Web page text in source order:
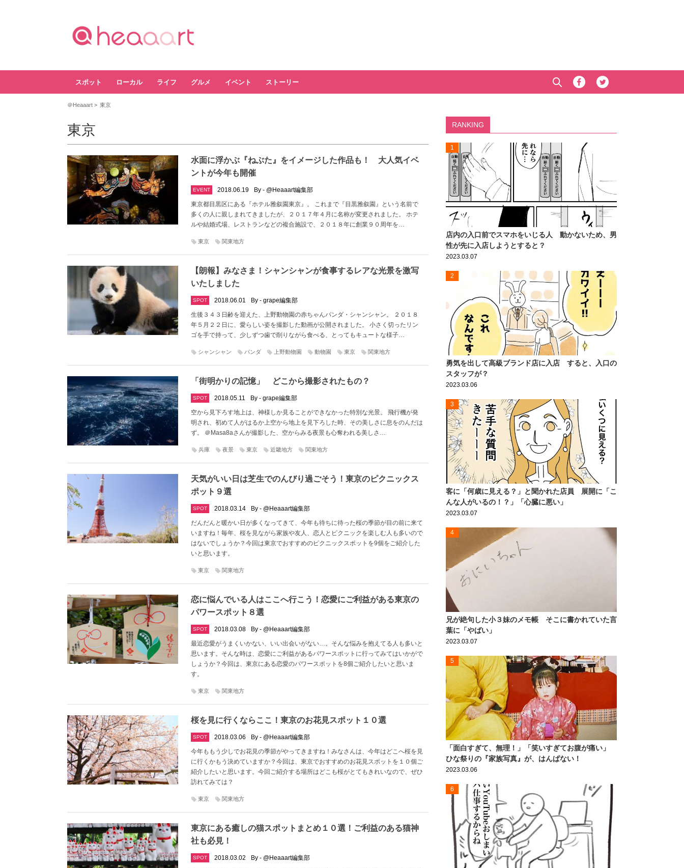
スポット ローカル ライフ グルメ イベント ストーリー
＠Heaaart 東京
東京
水面に浮かぶ『ねぶた』をイメージした作品も！ 大人気イベ
ントが今年も開催
EVENT 2018.06.19
By - @Heaaart編集部
東京都目黒区にある『ホテル雅叙園東京』。 これまで『目黒雅叙園』という名前で
多くの人に親しまれてきましたが、２０１７年４月に名称が変更されました。 ホテ
ルや結婚式場、レストランなどの複合施設で、２０１８年に創業９０周年を…
東京 関東地方
【朗報】みなさま！シャンシャンが食事するレアな光景を激写
いたしました
SPOT 2018.06.01
By - grape編集部
生後３４３日齢を迎えた、上野動物園の赤ちゃんパンダ・シャンシャン。 ２０１８
年５月２２日に、愛らしい姿を撮影した動画が公開されました。 小さく切ったリン
ゴを手で持って、少しずつ歯で削りながら食べる、とってもキュートな様子…
シャンシャン パンダ 上野動物園 動物園 東京 関東地方
「街明かりの記憶」 どこから撮影されたもの？
SPOT 2018.05.11
By - grape編集部
空から見下ろす地上は、神様しか見ることができなかった特別な光景。 飛行機が発
明され、初めて人がはるか上空から地上を見下ろした時、その美しさに息をのんだは
ず。 ＠Masa8aさんが撮影した、空からみる夜景も心奪われる美しさ…
兵庫 夜景 東京 近畿地方 関東地方
天気がいい日は芝生でのんびり過ごそう！東京のピクニックス
ポット９選
SPOT 2018.03.14
By - @Heaaart編集部
だんだんと暖かい日が多くなってきて、今年も待ちに待った桜の季節が目の前に来て
いますね！毎年、桜を見ながら家族や友人、恋人とピクニックを楽しむ人も多いので
はないでしょうか？今回は東京でおすすめのピクニックスポットを9個をご紹介した
いと思います。
東京 関東地方
恋に悩んでいる人はここへ行こう！恋愛にご利益がある東京の
パワースポット８選
SPOT 2018.03.08
By - @Heaaart編集部
最近恋愛がうまくいかない、いい出会いがない…。そんな悩みを抱えてる人も多いと
思います。そんな時は、恋愛にご利益があるパワースポットに行ってみてはいかがで
しょうか？今回は、東京にある恋愛のパワースポットを8個ご紹介したいと思いま
す。
東京 関東地方
桜を見に行くならここ！東京のお花見スポット１０選
SPOT 2018.03.06
By - @Heaaart編集部
今年ももう少しでお花見の季節がやってきますね！みなさんは、今年はどこへ桜を見
に行くかもう決めていますか？今回は、東京でおすすめのお花見スポットを１０個ご
紹介したいと思います。今回ご紹介する場所はどこも桜がとてもきれいなので、ぜひ
訪れてみては？
東京 関東地方
東京にある癒しの猫スポットまとめ１０選！ご利益のある猫神
社も必見！
SPOT 2018.03.02
By - @Heaaart編集部
RANKING
1
店内の入口前でスマホをいじる人 動かないため、男
性が先に入店しようとすると？
2023.03.07
2
勇気を出して高級ブランド店に入店 すると、入口の
スタッフが？
2023.03.06
3
客に「何歳に見える？」と聞かれた店員 展開に「こ
んな人がいるの！？」「心臓に悪い」
2023.03.07
4
兄が絶句した小３妹のメモ帳 そこに書かれていた言
葉に「やばい」
2023.03.07
5
「面白すぎて、無理！」「笑いすぎてお腹が痛い」
ひな祭りの『家族写真』が、はんぱない！
2023.03.06
6